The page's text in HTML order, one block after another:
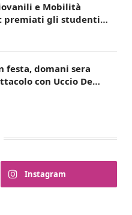
e Mobilità
premiati gli studenti
bando “La strada
festa, domani sera
con Uccio De
Instagram